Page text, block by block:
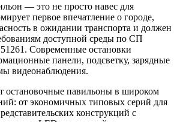
— это не просто навес для
первое впечатление о городе,
в ожидании транспорта и должен
доступной среды по СП
Современные остановки
панели, подсветку, зарядные
видеонаблюдения.
остановочные павильоны в широком
от экономичных типовых серий для
конструкций с